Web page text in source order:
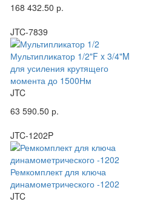
168 432.50 р.
JTC-7839
Мультипликатор 1/2"F x 3/4"M
для усиления крутящего
момента до 1500Нм
JTC
63 590.50 р.
JTC-1202P
Ремкомплект для ключа
динамометрического -1202
JTC